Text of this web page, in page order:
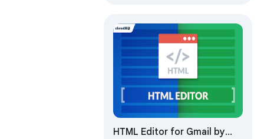
HTML Editor for Gmail by